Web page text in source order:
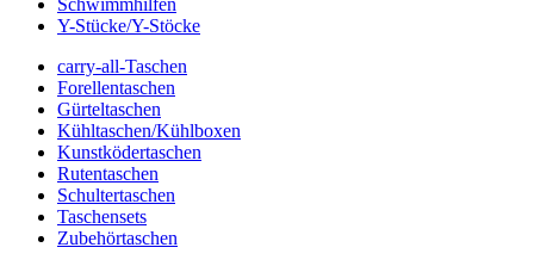
Y-Stücke/Y-Stöcke
carry-all-Taschen
Forellentaschen
Gürteltaschen
Kühltaschen/Kühlboxen
Kunstködertaschen
Rutentaschen
Schultertaschen
Taschensets
Zubehörtaschen